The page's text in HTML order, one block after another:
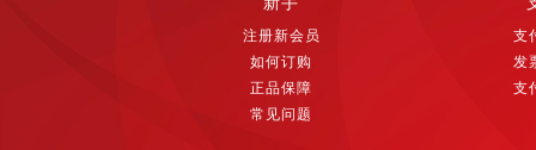
注册新会员
如何订购
正品保障
常见问题
支
发
支